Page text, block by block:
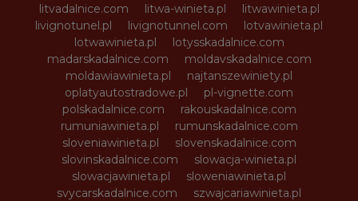
litvadalnice.com
litwa-winieta.pl
litwawinieta.pl
livignotunel.pl
livignotunnel.com
lotvawinieta.pl
lotwawinieta.pl
lotysskadalnice.com
madarskadalnice.com
moldavskadalnice.com
moldawiawinieta.pl
najtanszewiniety.pl
oplatyautostradowe.pl
pl-vignette.com
polskadalnice.com
rakouskadalnice.com
rumuniawinieta.pl
rumunskadalnice.com
sloveniawinieta.pl
slovenskadalnice.com
slovinskadalnice.com
slowacja-winieta.pl
slowacjawinieta.pl
sloweniawinieta.pl
svycarskadalnice.com
szwajcariawinieta.pl